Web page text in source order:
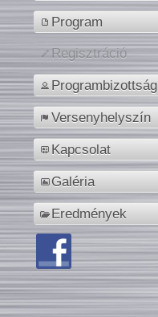
Program
Regisztráció
Programbizottság
Versenyhelyszín
Kapcsolat
Galéria
Eredmények